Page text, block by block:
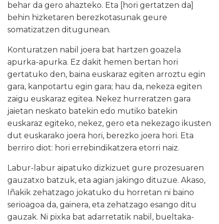
behar da gero ahazteko. Eta [hori gertatzen da]
behin hizketaren berezkotasunak geure
somatizatzen ditugunean.
Konturatzen nabil joera bat hartzen goazela
apurka-apurka. Ez dakit hemen bertan hori
gertatuko den, baina euskaraz egiten arroztu egin
gara, kanpotartu egin gara; hau da, nekeza egiten
zaigu euskaraz egitea. Nekez hurreratzen gara
jaietan neskato batekin edo mutiko batekin
euskaraz egiteko, nekez, gero eta nekezago ikusten
dut euskarako joera hori, berezko joera hori. Eta
berriro diot: hori errebindikatzera etorri naiz.
Labur-labur aipatuko dizkizuet gure prozesuaren
gauzatxo batzuk, eta agian jakingo dituzue. Akaso,
Iñakik zehatzago jokatuko du horretan ni baino
serioagoa da, gainera, eta zehatzago esango ditu
gauzak. Ni pixka bat adarretatik nabil, bueltaka-